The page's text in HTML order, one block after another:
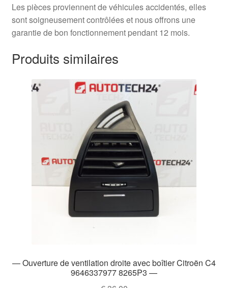
Les pièces proviennent de véhicules accidentés, elles
sont soigneusement contrôlées et nous offrons une
garantie de bon fonctionnement pendant 12 mois.
Produits similaires
— Ouverture de ventilation droite avec boîtier Citroën C4
9646337977 8265P3 —